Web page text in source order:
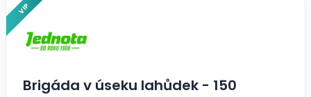
VIP
Brigáda v úseku lahůdek - 150